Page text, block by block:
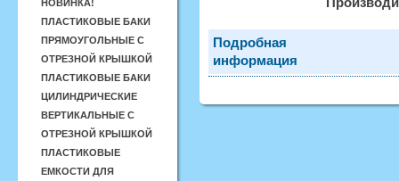
НОВИНКА!
ПЛАСТИКОВЫЕ БАКИ
ПРЯМОУГОЛЬНЫЕ С
ОТРЕЗНОЙ КРЫШКОЙ
ПЛАСТИКОВЫЕ БАКИ
ЦИЛИНДРИЧЕСКИЕ
ВЕРТИКАЛЬНЫЕ С
ОТРЕЗНОЙ КРЫШКОЙ
ПЛАСТИКОВЫЕ
ЕМКОСТИ ДЛЯ
Подробная
информация